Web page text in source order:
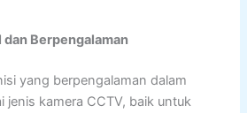
Berpengalaman
yang berpengalaman dalam
jenis kamera CCTV, baik untuk